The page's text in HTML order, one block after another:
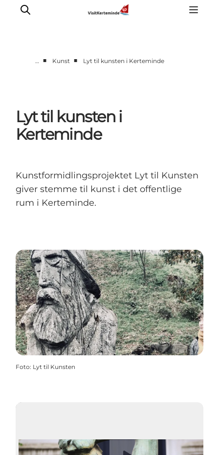
Spis godt
Sov godt
Planlæg din ferie
… ■ Kunst ■ Lyt til kunsten i Kerteminde
Lyt til kunsten i
Kerteminde
Kunstformidlingsprojektet Lyt til Kunsten
giver stemme til kunst i det offentlige
rum i Kerteminde.
Foto: Lyt til Kunsten
Afspil video